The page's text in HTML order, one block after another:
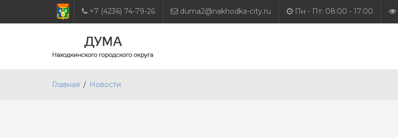
+7 (4236) 74-79-26 duma2@nakhodka-city.ru Пн - Пт: 08:00 - 17:00
Главная Новости